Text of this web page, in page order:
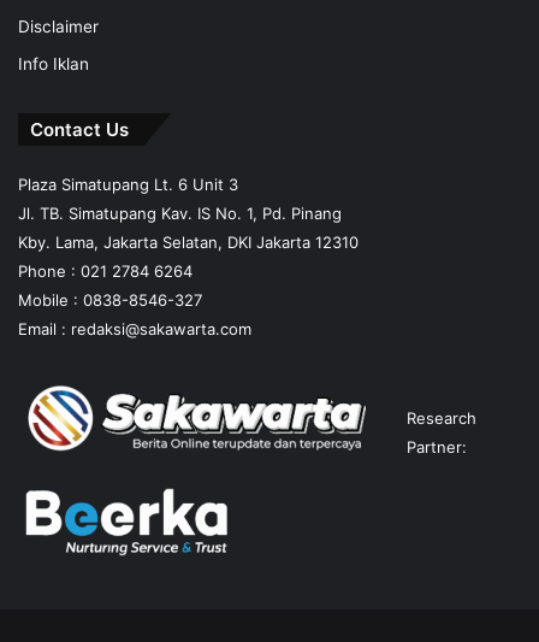
Disclaimer
Info Iklan
Contact Us
Plaza Simatupang Lt. 6 Unit 3
Jl. TB. Simatupang Kav. IS No. 1, Pd. Pinang
Kby. Lama, Jakarta Selatan, DKI Jakarta 12310
Phone : 021 2784 6264
Mobile : 0838-8546-327
Email : redaksi@sakawarta.com
Research
Partner: